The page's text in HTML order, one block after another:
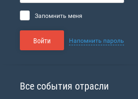
Запомнить меня
Войти Напомнить пароль
Все события отрасли